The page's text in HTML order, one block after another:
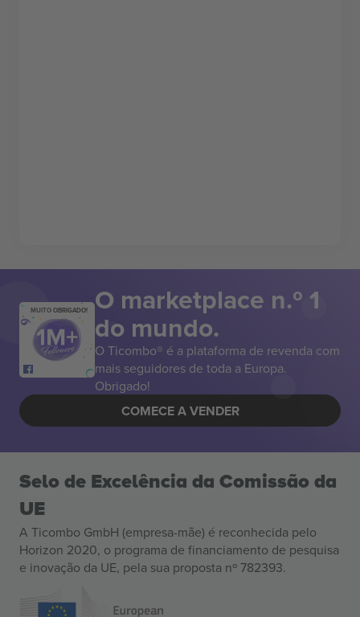
MUITO OBRIGADO! O marketplace n.º 1
do mundo.
O Ticombo® é a plataforma de revenda com
mais seguidores de toda a Europa.
Obrigado!
COMECE A VENDER
Selo de Excelência da Comissão da
UE
A Ticombo GmbH (empresa-mãe) é reconhecida pelo
Horizon 2020, o programa de financiamento de pesquisa
e inovação da UE, pela sua proposta nº 782393.